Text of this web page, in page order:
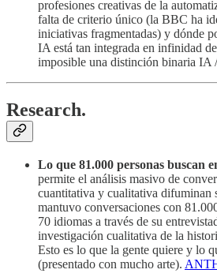
profesiones creativas de la
falta de criterio único (la BBC ha
iniciativas fragmentadas) y dónde
IA está tan integrada en infinidad
imposible una distinción binaria IA
Research.
Lo que 81.000 personas buscan
permite el análisis masivo de
cuantitativa y cualitativa difuminan
mantuvo conversaciones con
70 idiomas a través de su
investigación cualitativa de la
Esto es lo que la gente quiere y lo
(presentado con mucho arte).